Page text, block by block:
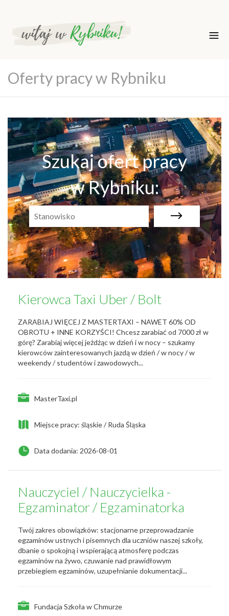
Oferty pracy w Rybniku
Szukaj ofert pracy
w Rybniku:
Kierowca Taxi Uber / Bolt
ZARABIAJ WIĘCEJ Z MASTERTAXI – NAWET 60% OD
OBROTU + INNE KORZYŚCI! Chcesz zarabiać od 7000 zł w
górę? Zarabiaj więcej jeżdżąc w dzień i w nocy – szukamy
kierowców zainteresowanych jazdą w dzień / w nocy / w
weekendy / studentów i zawodowych...
MasterTaxi.pl
Miejsce pracy: śląskie / Ruda Śląska
Data dodania: 2026-08-01
Nauczyciel / Nauczycielka -
Egzaminator / Egzaminatorka
Twój zakres obowiązków: stacjonarne przeprowadzanie
egzaminów ustnych i pisemnych dla uczniów naszej szkoły,
dbanie o spokojną i wspierającą atmosferę podczas
egzaminów na żywo, czuwanie nad prawidłowym
przebiegiem egzaminów, uzupełnianie dokumentacji...
Fundacja Szkoła w Chmurze